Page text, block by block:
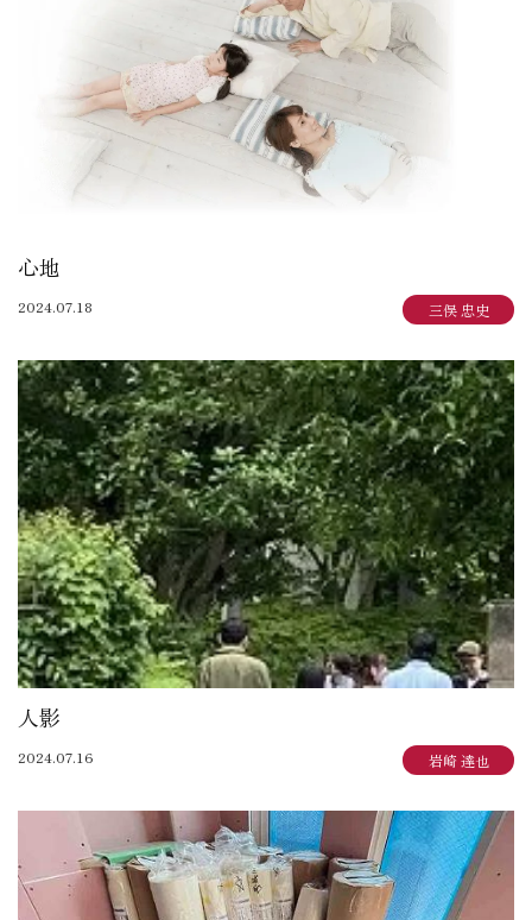
心地
2024.07.18 三俣 忠史
人影
2024.07.16 岩崎 達也